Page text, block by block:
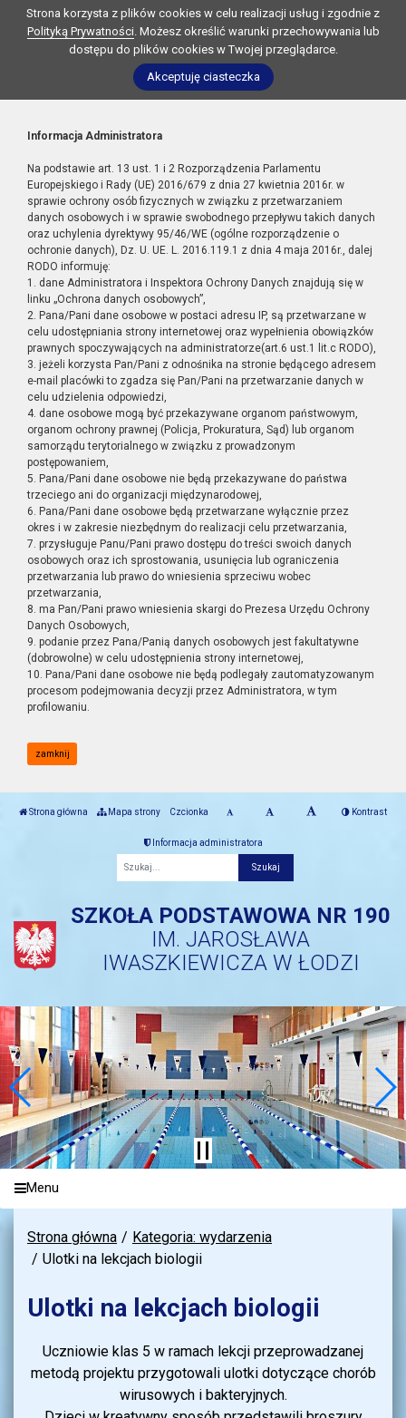
Strona korzysta z plików cookies w celu realizacji usług i zgodnie z
Polityką Prywatności. Możesz określić warunki przechowywania lub
dostępu do plików cookies w Twojej przeglądarce.
Akceptuję ciasteczka
Informacja Administratora
Na podstawie art. 13 ust. 1 i 2 Rozporządzenia Parlamentu
Europejskiego i Rady (UE) 2016/679 z dnia 27 kwietnia 2016r. w
sprawie ochrony osób fizycznych w związku z przetwarzaniem
danych osobowych i w sprawie swobodnego przepływu takich danych
oraz uchylenia dyrektywy 95/46/WE (ogólne rozporządzenie o
ochronie danych), Dz. U. UE. L. 2016.119.1 z dnia 4 maja 2016r., dalej
RODO informuję:
1. dane Administratora i Inspektora Ochrony Danych znajdują się w
linku „Ochrona danych osobowych”,
2. Pana/Pani dane osobowe w postaci adresu IP, są przetwarzane w
celu udostępniania strony internetowej oraz wypełnienia obowiązków
prawnych spoczywających na administratorze(art.6 ust.1 lit.c RODO),
3. jeżeli korzysta Pan/Pani z odnośnika na stronie będącego adresem
e-mail placówki to zgadza się Pan/Pani na przetwarzanie danych w
celu udzielenia odpowiedzi,
4. dane osobowe mogą być przekazywane organom państwowym,
organom ochrony prawnej (Policja, Prokuratura, Sąd) lub organom
samorządu terytorialnego w związku z prowadzonym
postępowaniem,
5. Pana/Pani dane osobowe nie będą przekazywane do państwa
trzeciego ani do organizacji międzynarodowej,
6. Pana/Pani dane osobowe będą przetwarzane wyłącznie przez
okres i w zakresie niezbędnym do realizacji celu przetwarzania,
7. przysługuje Panu/Pani prawo dostępu do treści swoich danych
osobowych oraz ich sprostowania, usunięcia lub ograniczenia
przetwarzania lub prawo do wniesienia sprzeciwu wobec
przetwarzania,
8. ma Pan/Pani prawo wniesienia skargi do Prezesa Urzędu Ochrony
Danych Osobowych,
9. podanie przez Pana/Panią danych osobowych jest fakultatywne
(dobrowolne) w celu udostępnienia strony internetowej,
10. Pana/Pani dane osobowe nie będą podlegały zautomatyzowanym
procesom podejmowania decyzji przez Administratora, w tym
profilowaniu.
zamknij
Strona główna Mapa strony Czcionka Kontrast
Informacja administratora
SZKOŁA PODSTAWOWA NR 190
IM. JAROSŁAWA
IWASZKIEWICZA W ŁODZI
Menu
Strona główna
Kategoria: wydarzenia
Ulotki na lekcjach biologii
Ulotki na lekcjach biologii
Uczniowie klas 5 w ramach lekcji przeprowadzanej
metodą projektu przygotowali ulotki dotyczące chorób
wirusowych i bakteryjnych.